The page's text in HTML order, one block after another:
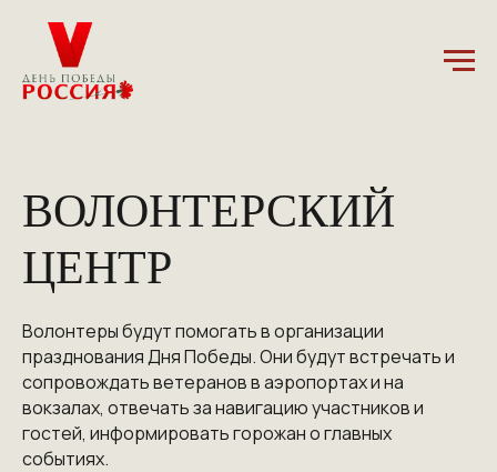
ВОЛОНТЕРСКИЙ
ЦЕНТР
Волонтеры будут помогать в организации
празднования Дня Победы. Они будут встречать и
сопровождать ветеранов в аэропортах и на
вокзалах, отвечать за навигацию участников и
гостей, информировать горожан о главных
событиях.